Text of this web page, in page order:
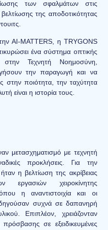
των σφαλμάτων στις
βελτίωσης της αποδοτικότητας
AI-MATTERS, η TRYGONS
ένα σύστημα οπτικής
στην Τεχνητή Νοημοσύνη,
την παραγωγή και να
στην ποιότητα, την ταχύτητα
είναι η ιστορία τους.
μετασχηματισμό με τεχνητή
προκλήσεις. Για την
η βελτίωση της ακρίβειας
χειροκίνητης
η αναντιστοιχία και οι
συχνά σε δαπανηρή
Επιπλέον, χρειάζονταν
σε εξειδικευμένες